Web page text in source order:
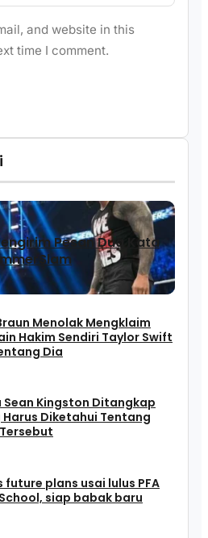
and website in this
time I comment.
Pesan Dua Kata
Menolak Mengklaim
Hakim Sendiri Taylor Swift
Dia
Sean Kingston Ditangkap
Harus Diketahui Tentang
future plans usai lulus PFA
siap babak baru